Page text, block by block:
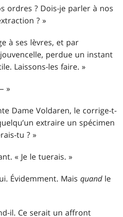
ordres ? Dois-je parler à nos
? »
à ses lèvres, et par
perdue un instant
Laissons-les faire. »
»
Dame Voldaren, le corrige-t-
extraire un spécimen
tu ? »
« Je le tuerais. »
Évidemment. Maisquand le
il. Ce serait un affront